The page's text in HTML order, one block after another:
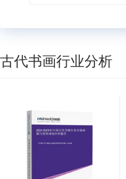
古代书画行业分析